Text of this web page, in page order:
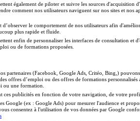
également de piloter et suivre les sources d'acquisition
comment nos utilisateurs naviguent sur nos sites et nos
d’observer le comportement de nos utilisateurs afin
plus rapide et fluide.
enfin de personnaliser les interfaces de consultation et
ou de formations proposées.
partenaires (Facebook, Google Ads, Critéo, Bing,)
offres d’emploi ou des offres de formations
ou une formation.
ces publicités en fonction de votre navigation, de votre
Google (ex : Google Ads) pour mesurer l'audience et
consentez à l'utilisation de vos données par Google